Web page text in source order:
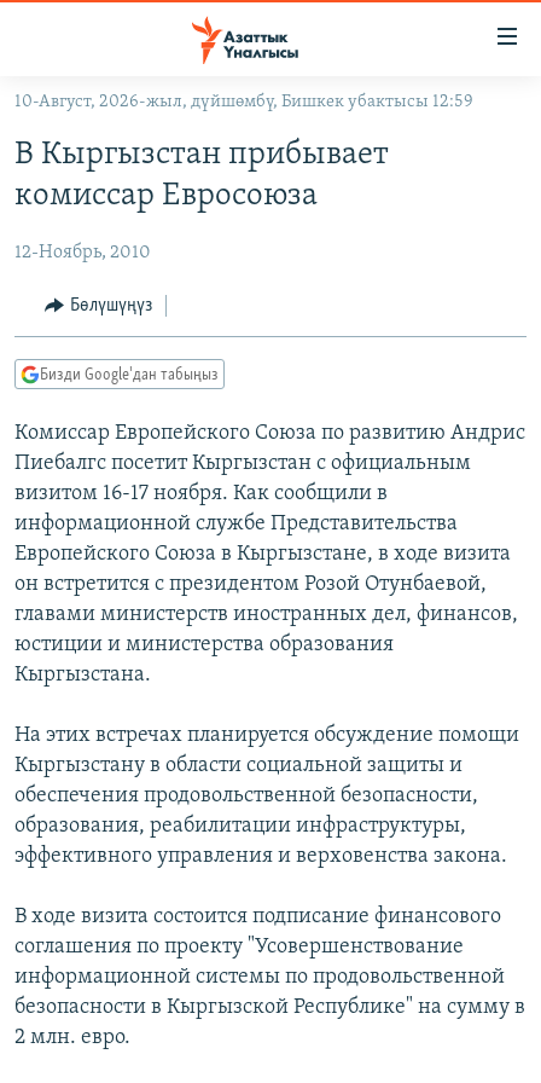
Навигацияга
өтүңүз
салыңыз
КЫРГЫЗСТАН
САЯСАТ
ЭКОНОМИКА
ДҮЙНӨ
БОРБОР АЗИЯ
УКРАИНА
АТАЙЫН ИЛИКТӨӨ
БҮГҮН АЗАТТЫКТА
ЭКСПЕРТТЕР ТАЛДАЙТ
ДАНИСТЕ
ЭЖЕ-СИҢДИЛЕР
АЗАТТЫК+
ЫҢГАЙСЫЗ СУРООЛОР
ПОДКАСТ
ӨЗГӨЧӨ ПИКИР
Русский
ОНЛАЙН ШЕРИНЕ
ЭЕ/АРнун бардык сайттары
10-Август, 2026-жыл, дүйшөмбү, Бишкек убактысы 12:59
В Кыргызстан прибывает
комиссар Евросоюза
12-Ноябрь, 2010
Бөлүшүңүз
Бизди Google'дан табыңыз
Комиссар Европейского Союза по развитию Андрис
Пиебалгс посетит Кыргызстан с официальным
визитом 16-17 ноября. Как сообщили в
информационной службе Представительства
Европейского Союза в Кыргызстане, в ходе визита
он встретится с президентом Розой Отунбаевой,
главами министерств иностранных дел, финансов,
юстиции и министерства образования
Кыргызстана.
На этих встречах планируется обсуждение помощи
Кыргызстану в области социальной защиты и
обеспечения продовольственной безопасности,
образования, реабилитации инфраструктуры,
эффективного управления и верховенства закона.
В ходе визита состоится подписание финансового
соглашения по проекту "Усовершенствование
информационной системы по продовольственной
безопасности в Кыргызской Республике" на сумму в
2 млн. евро.